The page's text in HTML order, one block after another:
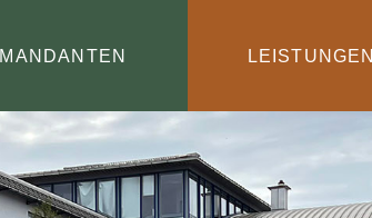
MANDANTEN LEISTUNGEN